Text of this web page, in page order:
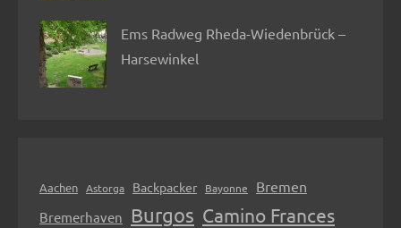
Ems Radweg Rheda-Wiedenbrück –
Harsewinkel
Aachen Astorga Backpacker Bayonne Bremen
Bremerhaven Burgos Camino Frances